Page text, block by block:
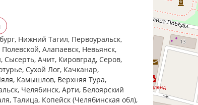
Нижний Тагил, Первоуральск,
Алапаевск, Невьянск,
Сысерть, Ачит, Кировград, Серов,
Сухой Лог, Качканар,
Камышлов, Верхняя Тура,
Челябинск, Арти, Белоярский
Талица, Копейск (Челябинская обл),